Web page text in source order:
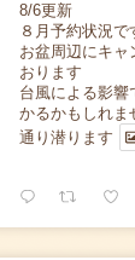
8/6更新
８月予約状況で
お盆周辺にキャ
おります
台風による影響
かるかもしれま
通り潜ります